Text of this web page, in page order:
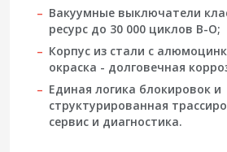
Вакуумные выключатели
ресурс до 30 000 циклов В-О;
Корпус из стали с
окраска - долговечная
Единая логика блокировок и
структурированная
сервис и диагностика.